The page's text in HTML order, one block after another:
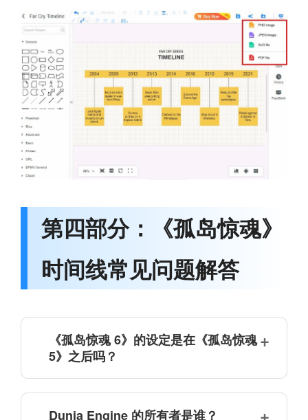
第四部分：《孤岛惊魂》
时间线常见问题解答
《孤岛惊魂 6》的设定是在《孤岛惊魂
5》之后吗？
Dunia Engine 的所有者是谁？